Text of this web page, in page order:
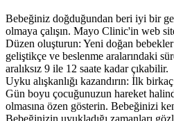
Bebeğiniz doğduğundan beri iyi bir
olmaya çalışın. Mayo Clinic'in web
Düzen oluşturun: Yeni doğan
geliştikçe ve beslenme aralarındaki
aralıksız 9 ile 12 saate kadar çıkabilir.
Uyku alışkanlığı kazandırın: İlk
Gün boyu çocuğunuzun hareket
olmasına özen gösterin. Bebeğinizi